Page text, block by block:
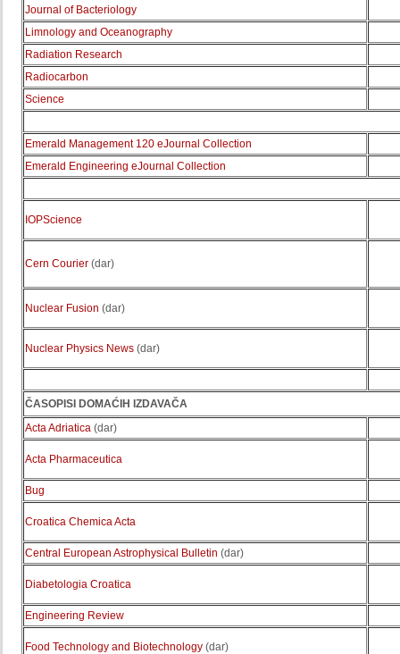
Journal of Bacteriology
Limnology and Oceanography
Radiation Research
Radiocarbon
Science
Emerald Management120 eJournal Collection
Emerald Engineering eJournal Collection
IOPScience
Cern Courier (dar)
Nuclear Fusion (dar)
Nuclear Physics News (dar)
ČASOPISI DOMAĆIH IZDAVAČA
Acta Adriatica (dar)
Acta Pharmaceutica
Bug
Croatica Chemica Acta
Central European Astrophysical Bulletin (dar)
Diabetologia Croatica
Engineering Review
Food Technology and Biotechnology (dar)